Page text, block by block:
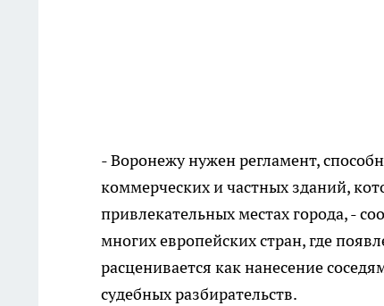
- Воронежу нужен регламент,
коммерческих и частных зданий,
привлекательных местах города, -
многих европейских стран, где
расценивается как нанесение
судебных разбирательств.